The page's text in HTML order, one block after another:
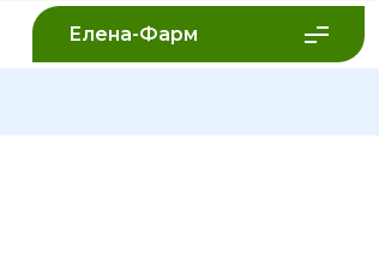
Елена-Фарм